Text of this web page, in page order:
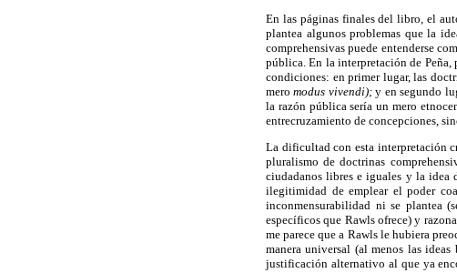
En las páginas finales del libro, el
plantea algunos problemas que la
comprehensivas puede entenderse
pública. En la interpretación de Peña,
condiciones: en primer lugar, las
meromodus vivendi);y en segundo
la razón pública sería un mero
entrecruzamiento de concepciones,
La dificultad con esta interpretación
pluralismo de doctrinas
ciudadanos libres e iguales y la idea
ilegitimidad de emplear el poder
inconmensurabilidad ni se plantea
específicos que Rawls ofrece) y
me parece que a Rawls le hubiera
manera universal (al menos las
justificación alternativo al que ya